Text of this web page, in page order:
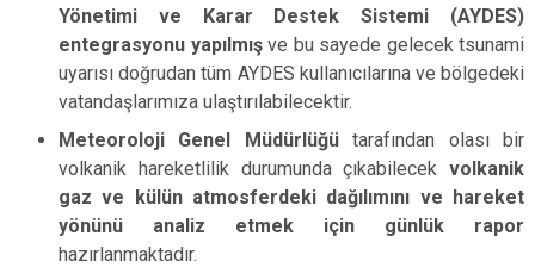
Yönetimi ve Karar Destek Sistemi (AYDES)
entegrasyonu yapılmışve bu sayede gelecek tsunami
uyarısı doğrudan tüm AYDES kullanıcılarına ve bölgedeki
vatandaşlarımıza ulaştırılabilecektir.
Meteoroloji Genel Müdürlüğütarafından olası bir
volkanik hareketlilik durumunda çıkabilecek volkanik
gaz ve külün atmosferdeki dağılımını ve hareket
yönünü analiz etmek için günlük rapor
hazırlanmaktadır.